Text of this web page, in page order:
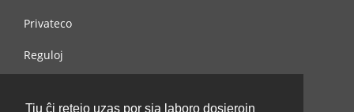
Tiu ĉi retejo uzas por sia laboro dosierojn
Privateco
Reguloj